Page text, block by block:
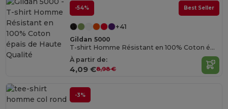
-54% Best Seller
+41
Gildan 5000
T-shirt Homme Résistant en 100% Coton épais de Haute Qualité
À partir de:
4,09 €8,98 €
-3%